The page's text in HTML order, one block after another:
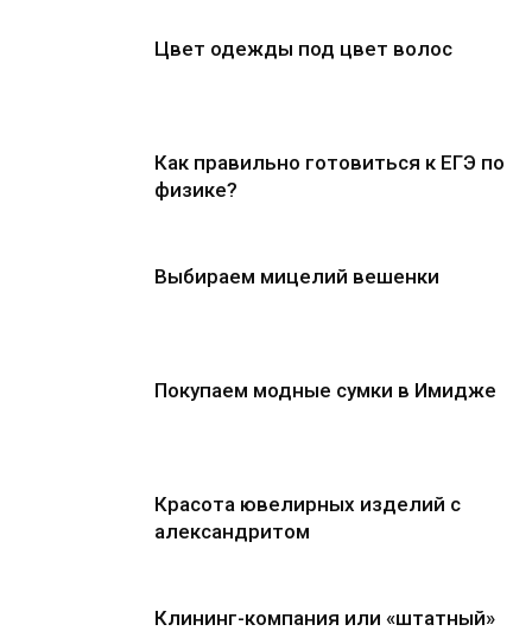
Цвет одежды под цвет волос
Как правильно готовиться к ЕГЭ по
физике?
Выбираем мицелий вешенки
Покупаем модные сумки в Имидже
Красота ювелирных изделий с
александритом
Клининг-компания или «штатный»